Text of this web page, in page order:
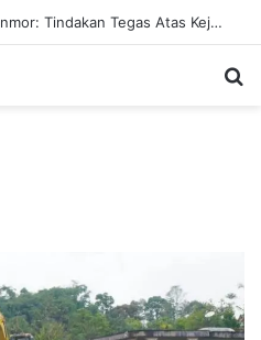
Penangkapan Bandit Curanmor: Tindakan Tegas Atas Kejahatan Sepeda Motor